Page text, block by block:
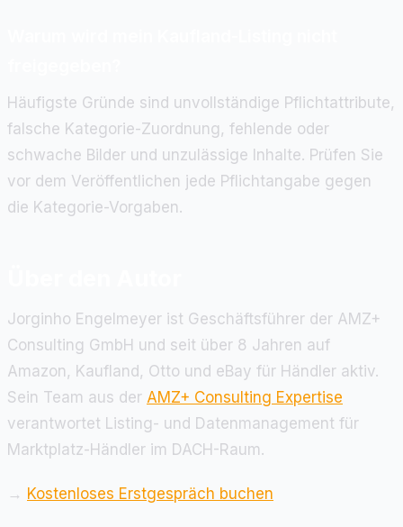
Häufigste Gründe sind unvollständige Pflichtattribute,
falsche Kategorie-Zuordnung, fehlende oder
schwache Bilder und unzulässige Inhalte. Prüfen Sie
vor dem Veröffentlichen jede Pflichtangabe gegen
die Kategorie-Vorgaben.
Jorginho Engelmeyer ist Geschäftsführer der AMZ+
Consulting GmbH und seit über 8 Jahren auf
Amazon, Kaufland, Otto und eBay für Händler aktiv.
Sein Team aus der AMZ+ Consulting Expertise
verantwortet Listing- und Datenmanagement für
Marktplatz-Händler im DACH-Raum.
→ Kostenloses Erstgespräch buchen